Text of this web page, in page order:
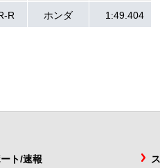
R ホンダ 1:49.404
ト/速報